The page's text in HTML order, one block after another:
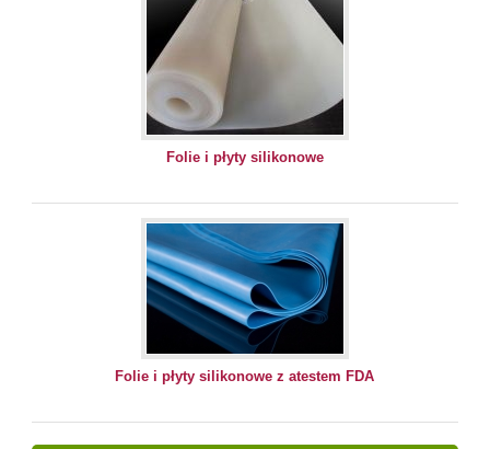
Folie i płyty silikonowe
Folie i płyty silikonowe z atestem FDA